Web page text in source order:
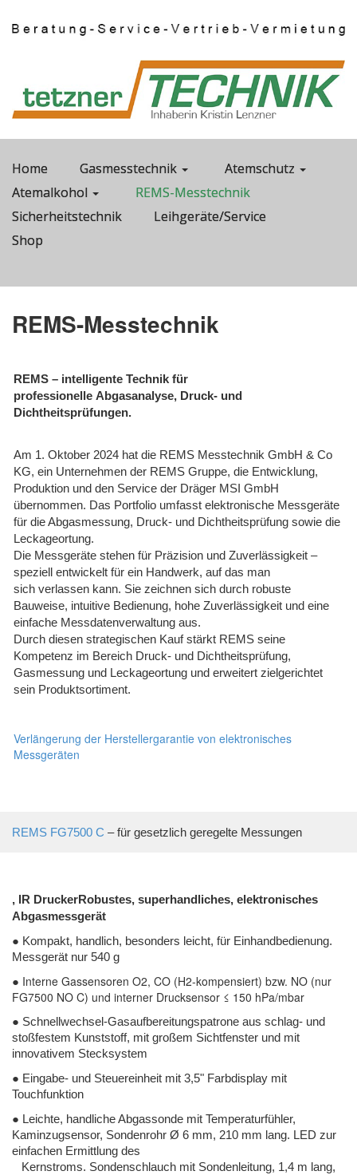
Home Gasmesstechnik
Atemschutz
Atemalkohol
REMS-Messtechnik
Sicherheitstechnik
Leihgeräte/Service
Shop
REMS-Messtechnik
REMS – intelligente Technik für
professionelle Abgasanalyse, Druck- und
Dichtheitsprüfungen.
Am 1. Oktober 2024 hat die REMS Messtechnik GmbH & Co
KG, ein Unternehmen der REMS Gruppe, die Entwicklung,
Produktion und den Service der Dräger MSI GmbH
übernommen. Das Portfolio umfasst elektronische Messgeräte
für die Abgasmessung, Druck- und Dichtheitsprüfung sowie die
Leckageortung.
Die Messgeräte stehen für Präzision und Zuverlässigkeit –
speziell entwickelt für ein Handwerk, auf das man
sich verlassen kann. Sie zeichnen sich durch robuste
Bauweise, intuitive Bedienung, hohe Zuverlässigkeit und eine
einfache Messdatenverwaltung aus.
Durch diesen strategischen Kauf stärkt REMS seine
Kompetenz im Bereich Druck- und Dichtheitsprüfung,
Gasmessung und Leckageortung und erweitert zielgerichtet
sein Produktsortiment.
Verlängerung der Herstellergarantie von elektronisches
Messgeräten
REMS FG7500 C – für gesetzlich geregelte Messungen
, IR DruckerRobustes, superhandliches, elektronisches
Abgasmessgerät
● Kompakt, handlich, besonders leicht, für Einhandbedienung.
Messgerät nur 540 g
● Interne Gassensoren O2, CO (H2-kompensiert) bzw. NO (nur
FG7500 NO C) und interner Drucksensor ≤ 150 hPa/mbar
● Schnellwechsel-Gasaufbereitungspatrone aus schlag- und
stoßfestem Kunststoff, mit großem Sichtfenster und mit
innovativem Stecksystem
● Eingabe- und Steuereinheit mit 3,5" Farbdisplay mit
Touchfunktion
● Leichte, handliche Abgassonde mit Temperaturfühler,
Kaminzugsensor, Sondenrohr Ø 6 mm, 210 mm lang. LED zur
einfachen Ermittlung des
Kernstroms. Sondenschlauch mit Sondenleitung, 1,4 m lang,